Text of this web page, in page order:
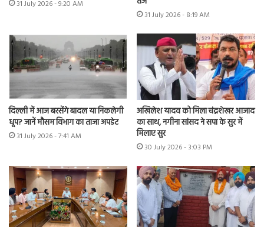
31 July 2026 - 9:20 AM
31 July 2026 - 8:19 AM
दिल्ली में आज बरसेंगे बादल या निकलेगी
धूप? जानें मौसम विभाग का ताजा अपडेट
31 July 2026 - 7:41 AM
अखिलेश यादव को मिला चंद्रशेखर आजाद
का साथ, नगीना सांसद ने सपा के सुर में
मिलाए सुर
30 July 2026 - 3:03 PM